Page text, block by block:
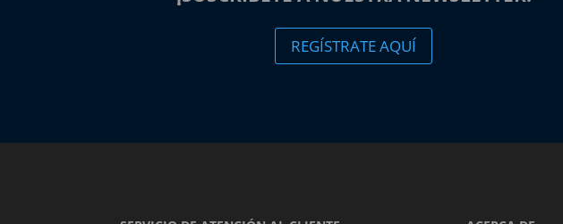
REGÍSTRATE AQUÍ